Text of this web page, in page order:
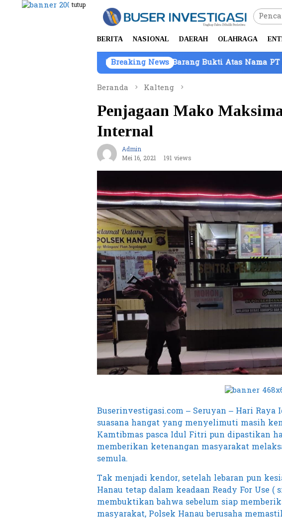
Loncat
tutup
BERITA NASIONAL DAERAH OLAHRAGA
Breaking News
Kendaraan Barang Bukti Atas Nama PT Mitra Usaha
Beranda
Kalteng
Penjagaan Mako
Internal
Admin
Mei 16, 2021
191 views
Buserinvestigasi.com – Seruyan – Hari
suasana hangat yang menyelimuti masih
Kamtibmas pasca Idul Fitri pun dipastikan
memberikan ketenangan masyarakat
semula.
Tak menjadi kendor, setelah lebaran pun
Hanau tetap dalam keadaan Ready For Use
membuktikan bahwa sebelum siap
masyarakat, Polsek Hanau berusaha